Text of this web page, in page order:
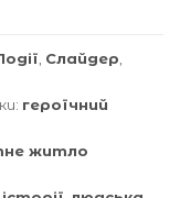
Слайдер
героїчний
житло